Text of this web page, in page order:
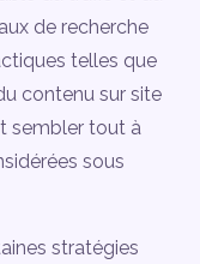
de recherche
telles que
contenu sur site
sembler tout à
sous
stratégies